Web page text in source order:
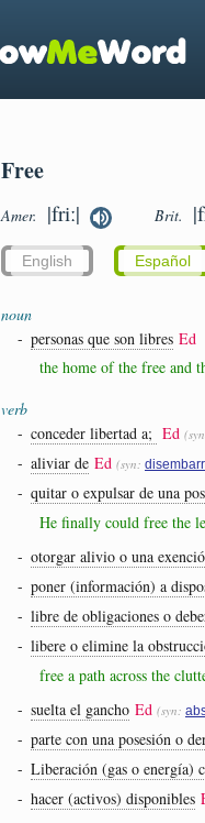
Free
Amer. |friː| Brit.
English Español
noun
- personas que son libres Ed
the home of the free and
verb
- conceder libertad a; Ed
- aliviar de Ed (syn:
- quitar o expulsar de una
He finally could free the
- otorgar alivio o una
- poner (información) a
- libre de obligaciones o
- libere o elimine la
free a path across the
- suelta el gancho Ed (syn:
- parte con una posesión o
- Liberación (gas o energía)
- hacer (activos) disponibles